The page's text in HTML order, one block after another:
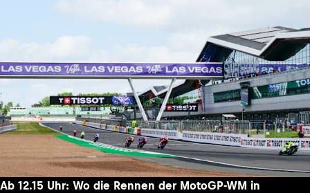
Ab 12.15 Uhr: Wo die Rennen der MotoGP-WM in